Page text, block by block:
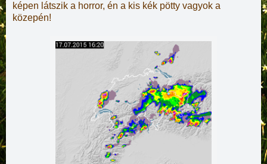
képen látszik a horror, én a kis kék pötty vagyok a
közepén!